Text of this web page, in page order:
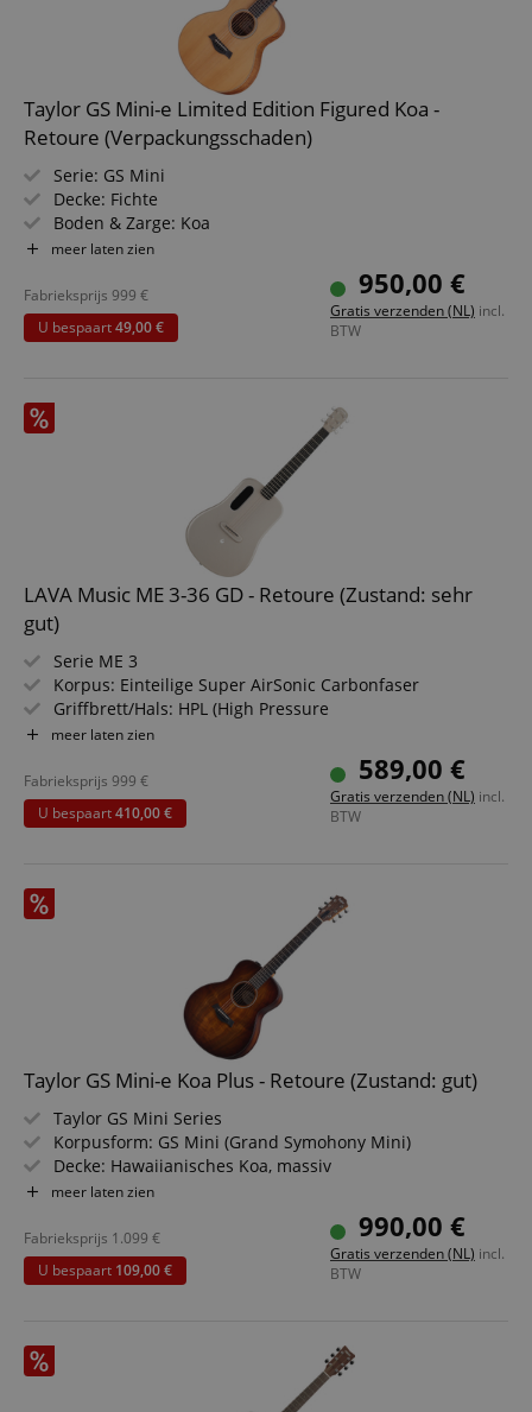
Taylor GS Mini-e Limited Edition Figured Koa -
Retoure (Verpackungsschaden)
Serie: GS Mini
Decke: Fichte
Boden & Zarge: Koa
Griffbrett/Hals: Ebenholz / Mahagoni
Farbe & Finish: Natur, Matt
meer laten zien
950,00 €
Gratis verzenden (NL) incl.
BTW
Fabrieksprijs 999 €
U bespaart49,00 €
LAVA Music ME 3-36 GD - Retoure (Zustand: sehr
gut)
Serie ME 3
Korpus: Einteilige Super AirSonic Carbonfaser
Griffbrett/Hals: HPL (High Pressure
Laminate)/Carbonfaser
Elektronik: L3 Smart mit Freeboost 2.2 Technology
Farbe & Finish: Gold, Matt
Inklusive: Lava Space Bag
meer laten zien
589,00 €
Gratis verzenden (NL) incl.
BTW
Fabrieksprijs 999 €
U bespaart410,00 €
Taylor GS Mini-e Koa Plus - Retoure (Zustand: gut)
Taylor GS Mini Series
Korpusform: GS Mini (Grand Symohony Mini)
Decke: Hawaiianisches Koa, massiv
Boden & Zarge: Koa
Griffbrett: Ebenholz
Elektronik: Taylor Expression System 2
Farbe & Finish: Natur, Satin
meer laten zien
990,00 €
Gratis verzenden (NL) incl.
BTW
Fabrieksprijs 1.099 €
U bespaart 109,00 €